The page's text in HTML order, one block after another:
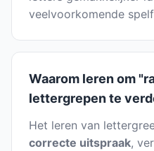
veelvoorkomende
Waarom leren om
lettergrepen te
Het leren van
correcte uitspraak,